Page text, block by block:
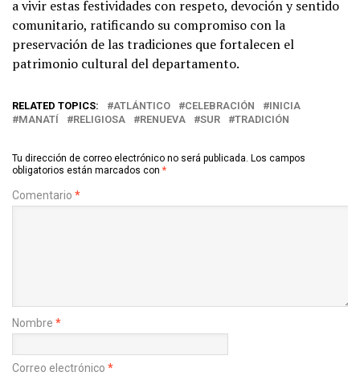
a vivir estas festividades con respeto, devoción y sentido
comunitario, ratificando su compromiso con la
preservación de las tradiciones que fortalecen el
patrimonio cultural del departamento.
RELATED TOPICS: ATLÁNTICO CELEBRACIÓN
INICIA
MANATÍ
RELIGIOSA RENUEVA SUR TRADICIÓN
Tu dirección de correo electrónico no será publicada. Los campos
obligatorios están marcados con *
Comentario *
Nombre *
Correo electrónico *